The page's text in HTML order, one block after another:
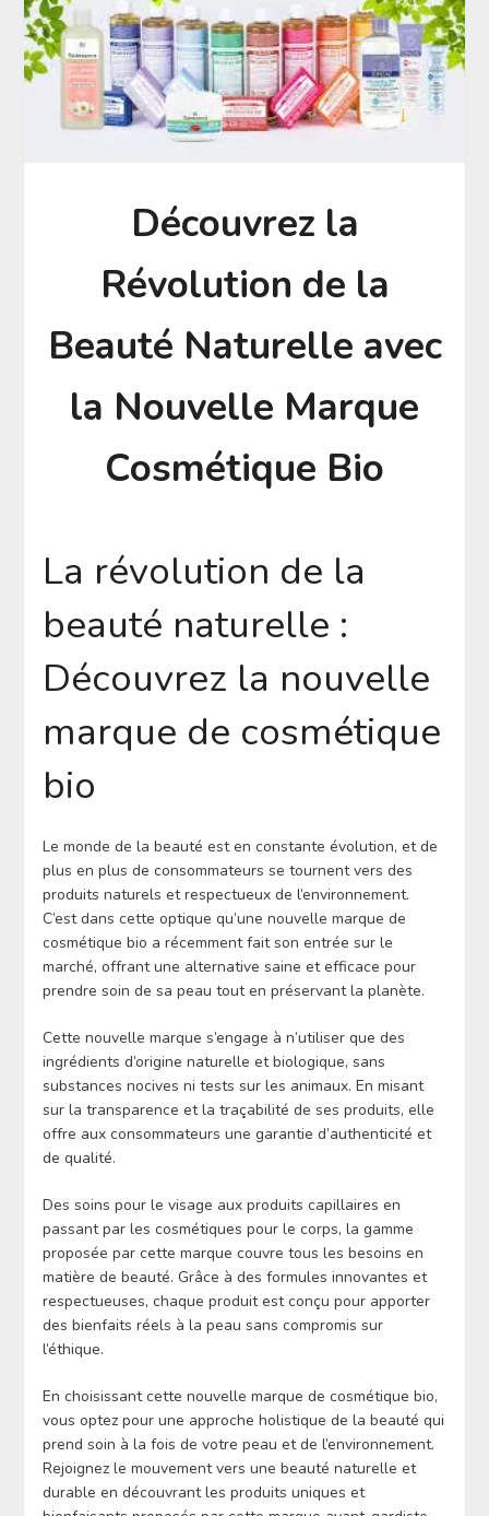
Découvrez la
Révolution de la
Beauté Naturelle avec
la Nouvelle Marque
Cosmétique Bio
La révolution de la
beauté naturelle :
Découvrez la nouvelle
marque de cosmétique
bio
Le monde de la beauté est en constante évolution, et de
plus en plus de consommateurs se tournent vers des
produits naturels et respectueux de l’environnement.
C’est dans cette optique qu’une nouvelle marque de
cosmétique bio a récemment fait son entrée sur le
marché, offrant une alternative saine et efficace pour
prendre soin de sa peau tout en préservant la planète.
Cette nouvelle marque s’engage à n’utiliser que des
ingrédients d’origine naturelle et biologique, sans
substances nocives ni tests sur les animaux. En misant
sur la transparence et la traçabilité de ses produits, elle
offre aux consommateurs une garantie d’authenticité et
de qualité.
Des soins pour le visage aux produits capillaires en
passant par les cosmétiques pour le corps, la gamme
proposée par cette marque couvre tous les besoins en
matière de beauté. Grâce à des formules innovantes et
respectueuses, chaque produit est conçu pour apporter
des bienfaits réels à la peau sans compromis sur
l’éthique.
En choisissant cette nouvelle marque de cosmétique bio,
vous optez pour une approche holistique de la beauté qui
prend soin à la fois de votre peau et de l’environnement.
Rejoignez le mouvement vers une beauté naturelle et
durable en découvrant les produits uniques et